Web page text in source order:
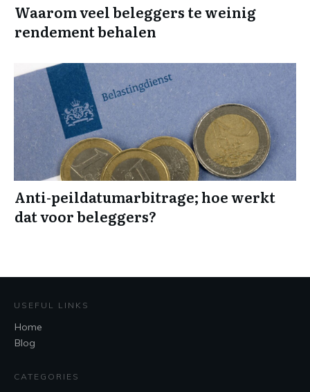
Waarom veel beleggers te weinig
rendement behalen
Anti-peildatumarbitrage; hoe werkt
dat voor beleggers?
USEFUL LINKS
Home
Blog
CATEGORIES